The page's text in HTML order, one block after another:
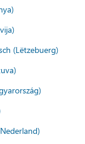
(Lëtzebuerg)